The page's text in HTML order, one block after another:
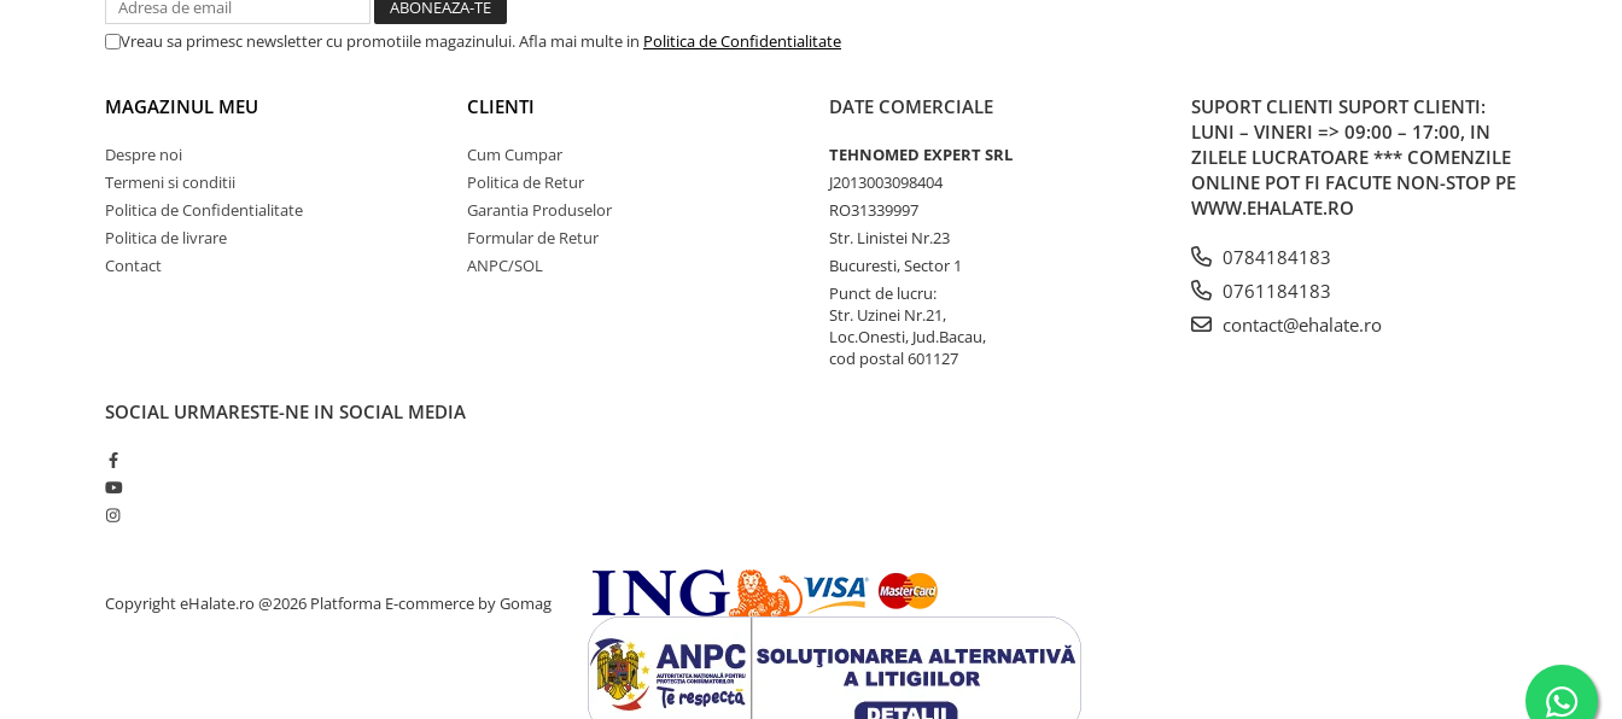
Vreau sa primesc newsletter cu promotiile magazinului. Afla mai multe in Politica de Confidentialitate
MAGAZINUL MEU
Despre noi
Termeni si conditii
Politica de Confidentialitate
Politica de livrare
Contact
CLIENTI
Cum Cumpar
Politica de Retur
Garantia Produselor
Formular de Retur
ANPC/SOL
DATE COMERCIALE
TEHNOMED EXPERT SRL
J2013003098404
RO31339997
Str. Linistei Nr.23
Bucuresti, Sector 1
Punct de lucru:
Str. Uzinei Nr.21,
Loc.Onesti, Jud.Bacau,
cod postal 601127
SUPORT CLIENTI SUPORT CLIENTI:
LUNI – VINERI => 09:00 – 17:00, IN
ZILELE LUCRATOARE *** COMENZILE
ONLINE POT FI FACUTE NON-STOP PE
WWW.EHALATE.RO
0784184183
0761184183
contact@ehalate.ro
SOCIAL URMARESTE-NE IN SOCIAL MEDIA
Copyright eHalate.ro @2026 Platforma E-commerce by Gomag